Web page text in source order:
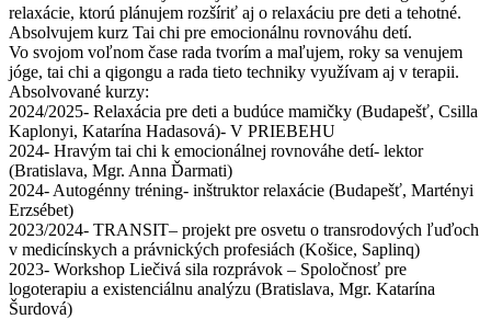
relaxácie, ktorú plánujem rozšíriť aj o relaxáciu pre deti a tehotné.
Absolvujem kurz Tai chi pre emocionálnu rovnováhu detí.
Vo svojom voľnom čase rada tvorím a maľujem, roky sa venujem
jóge, tai chi a qigongu a rada tieto techniky využívam aj v terapii.
Absolvované kurzy:
2024/2025- Relaxácia pre deti a budúce mamičky (Budapešť, Csilla
Kaplonyi, Katarína Hadasová)- V PRIEBEHU
2024- Hravým tai chi k emocionálnej rovnováhe detí- lektor
(Bratislava, Mgr. Anna Ďarmati)
2024- Autogénny tréning- inštruktor relaxácie (Budapešť, Martényi
Erzsébet)
2023/2024- TRANSIT– projekt pre osvetu o transrodových ľuďoch
v medicínskych a právnických profesiách (Košice, Saplinq)
2023- Workshop Liečivá sila rozprávok – Spoločnosť pre
logoterapiu a existenciálnu analýzu (Bratislava, Mgr. Katarína
Šurdová)